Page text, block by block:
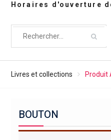
Livres et collections Produit
BOUTON